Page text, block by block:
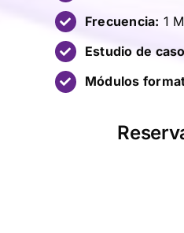
Frecuencia: 1
Estudio de
Módulos